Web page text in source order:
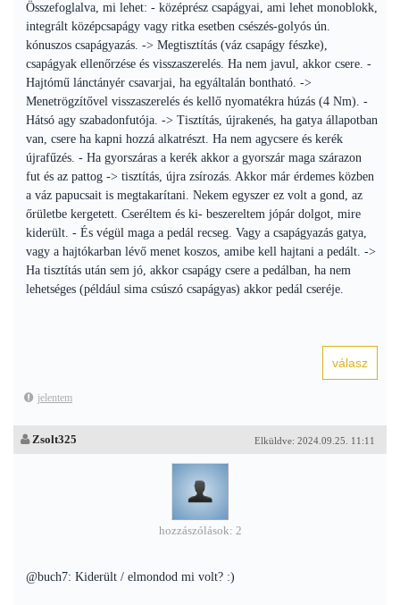
Összefoglalva, mi lehet: - középrész csapágyai, ami lehet monoblokk,
integrált középcsapágy vagy ritka esetben csészés-golyós ún.
kónuszos csapágyazás. -> Megtisztítás (váz csapágy fészke),
csapágyak ellenőrzése és visszaszerelés. Ha nem javul, akkor csere. -
Hajtómű lánctányér csavarjai, ha egyáltalán bontható. ->
Menetrögzítővel visszaszerelés és kellő nyomatékra húzás (4 Nm). -
Hátsó agy szabadonfutója. -> Tisztítás, újrakenés, ha gatya állapotban
van, csere ha kapni hozzá alkatrészt. Ha nem agycsere és kerék
újrafűzés. - Ha gyorszáras a kerék akkor a gyorszár maga szárazon
fut és az pattog -> tisztítás, újra zsírozás. Akkor már érdemes közben
a váz papucsait is megtakarítani. Nekem egyszer ez volt a gond, az
őrületbe kergetett. Cseréltem és ki- beszereltem jópár dolgot, mire
kiderült. - És végül maga a pedál recseg. Vagy a csapágyazás gatya,
vagy a hajtókarban lévő menet koszos, amibe kell hajtani a pedált. ->
Ha tisztítás után sem jó, akkor csapágy csere a pedálban, ha nem
lehetséges (például sima csúszó csapágyas) akkor pedál cseréje.
jelentem
Elküldve: 2024.09.25. 11:11
Zsolt325
hozzászólások: 2
@buch7: Kiderült / elmondod mi volt? :)